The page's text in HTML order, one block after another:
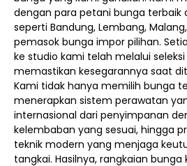
dengan para petani bunga terbaik
seperti Bandung, Lembang,
pemasok bunga impor pilihan.
ke studio kami telah melalui
memastikan kesegarannya saat
Kami tidak hanya memilih bunga
menerapkan sistem perawatan
internasional dari penyimpanan
kelembaban yang sesuai, hingga
teknik modern yang menjaga
tangkai. Hasilnya, rangkaian